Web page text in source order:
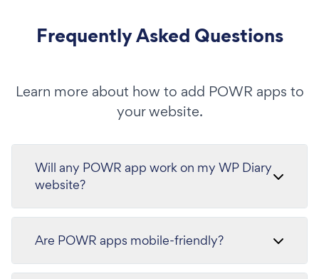
Frequently Asked Questions
Learn more about how to add POWR apps to
your website.
Will any POWR app work on my WP Diary
website?
Are POWR apps mobile-friendly?